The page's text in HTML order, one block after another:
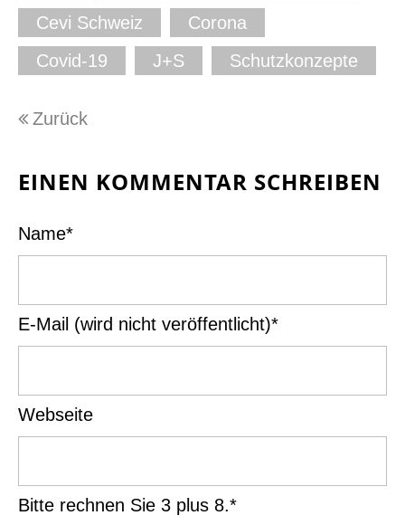
Cevi Schweiz
Corona
Covid-19
J+S Schutzkonzepte
Zurück
EINEN KOMMENTAR SCHREIBEN
Pflichtfeld
Name*
Pflichtfeld
E-Mail (wird nicht veröffentlicht)*
Webseite
Bitte rechnen Sie 3 plus 8.*